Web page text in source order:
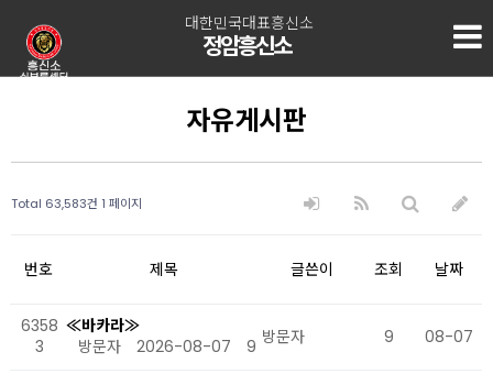
대한민국대표흥신소
정암흥신소
자유게시판
Total 63,583건 1 페이지
번호 제목 글쓴이 조회 날짜
6358
3
≪바카라≫
방문자
2026-08-07 9 방문자 9 08-07